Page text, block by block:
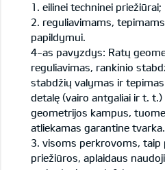
1. eilinei techninei priežiūrai;
2. reguliavimams,
papildymui.
4-as pavyzdys: Ratų
reguliavimas, rankinio
stabdžių valymas ir
detalę (vairo antgaliai ir t.
geometrijos kampus,
atliekamas garantine tvarka.
3. visoms perkrovoms, taip
priežiūros, aplaidaus